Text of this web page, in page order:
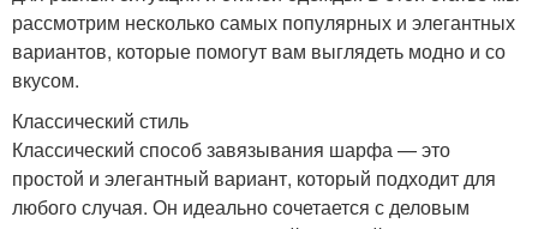
рассмотрим несколько самых популярных и элегантных
вариантов, которые помогут вам выглядеть модно и со
вкусом.
Классический стиль
Классический способ завязывания шарфа — это
простой и элегантный вариант, который подходит для
любого случая. Он идеально сочетается с деловым